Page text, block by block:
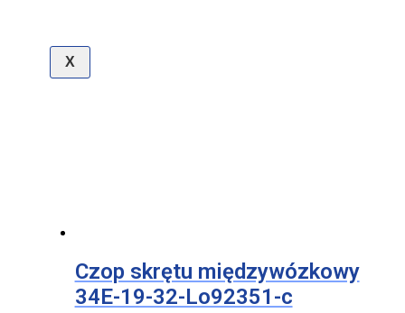
X
Czop skrętu międzywózkowy
34E-19-32-Lo92351-c